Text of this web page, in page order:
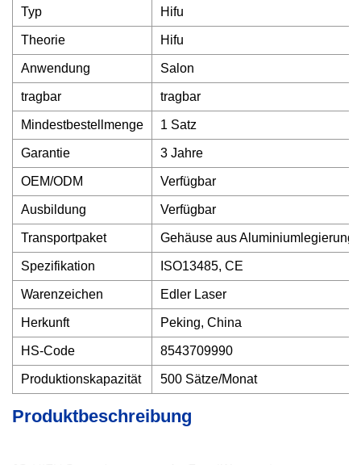
Typ Hifu
Theorie Hifu
Anwendung Salon
tragbar tragbar
Mindestbestellmenge 1 Satz
Garantie 3 Jahre
OEM/ODM Verfügbar
Ausbildung Verfügbar
Transportpaket Gehäuse aus Aluminiumlegierung
Spezifikation ISO13485, CE
Warenzeichen Edler Laser
Herkunft Peking, China
HS-Code 8543709990
Produktionskapazität 500 Sätze/Monat
Produktbeschreibung